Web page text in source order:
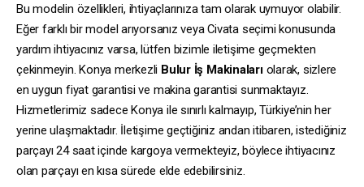
Bu modelin özellikleri, ihtiyaçlarınıza tam olarak uymuyor olabilir.
Eğer farklı bir model arıyorsanız veya Civata seçimi konusunda
yardım ihtiyacınız varsa, lütfen bizimle iletişime geçmekten
çekinmeyin. Konya merkezli Bulur İş Makinalarıolarak, sizlere
en uygun fiyat garantisi ve makina garantisi sunmaktayız.
Hizmetlerimiz sadece Konya ile sınırlı kalmayıp, Türkiye’nin her
yerine ulaşmaktadır. İletişime geçtiğiniz andan itibaren, istediğiniz
parçayı 24 saat içinde kargoya vermekteyiz, böylece ihtiyacınız
olan parçayı en kısa sürede elde edebilirsiniz.